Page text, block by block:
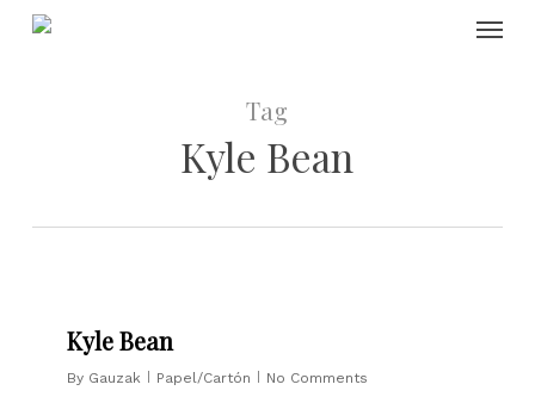
Skip
Tag
Kyle Bean
Kyle Bean
By Gauzak Papel/Cartón No Comments